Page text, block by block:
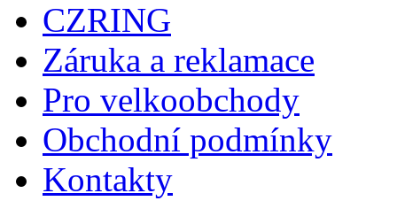
CZRING
Záruka a reklamace
Pro velkoobchody
Obchodní podmínky
Kontakty